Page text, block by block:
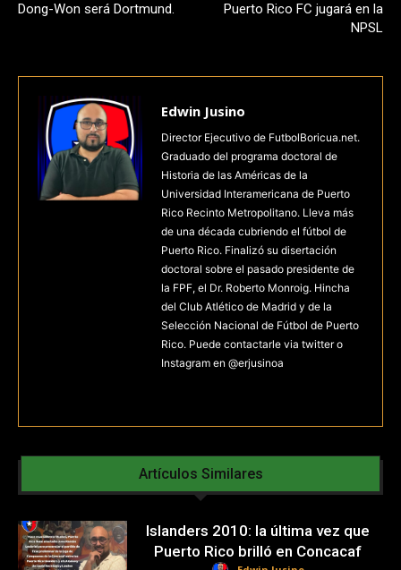
Dong-Won será Dortmund.
Puerto Rico FC jugará en la
NPSL
Edwin Jusino
Director Ejecutivo de FutbolBoricua.net.
Graduado del programa doctoral de
Historia de las Américas de la
Universidad Interamericana de Puerto
Rico Recinto Metropolitano. Lleva más
de una década cubriendo el fútbol de
Puerto Rico. Finalizó su disertación
doctoral sobre el pasado presidente de
la FPF, el Dr. Roberto Monroig. Hincha
del Club Atlético de Madrid y de la
Selección Nacional de Fútbol de Puerto
Rico. Puede contactarle via twitter o
Instagram en @erjusinoa
Artículos Similares
Islanders 2010: la última vez que
Puerto Rico brilló en Concacaf